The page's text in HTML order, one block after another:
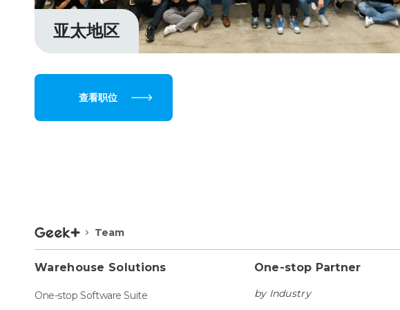
亚太地区
查看职位
Team
Warehouse Solutions
One-stop Software Suite
One-stop Partner
by Industry